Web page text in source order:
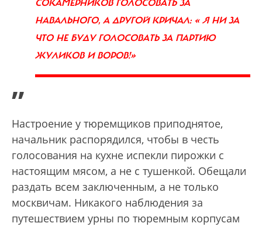
СОКАМЕРНИКОВ ГОЛОСОВАТЬ ЗА
НАВАЛЬНОГО, А ДРУГОЙ КРИЧАЛ: « Я НИ ЗА
ЧТО НЕ БУДУ ГОЛОСОВАТЬ ЗА ПАРТИЮ
ЖУЛИКОВ И ВОРОВ!»
”
Настроение у тюремщиков приподнятое,
начальник распорядился, чтобы в честь
голосования на кухне испекли пирожки с
настоящим мясом, а не с тушенкой. Обещали
раздать всем заключенным, а не только
москвичам. Никакого наблюдения за
путешествием урны по тюремным корпусам